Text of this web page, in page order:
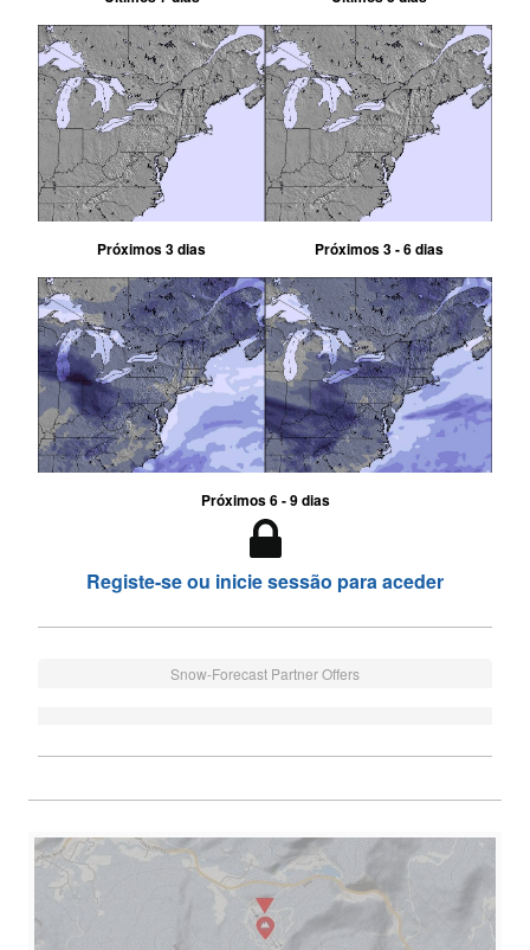
Próximos 3 dias Próximos 3 - 6 dias
Próximos 6 - 9 dias
Registe-se ou inicie sessão para aceder
Snow-Forecast Partner Offers